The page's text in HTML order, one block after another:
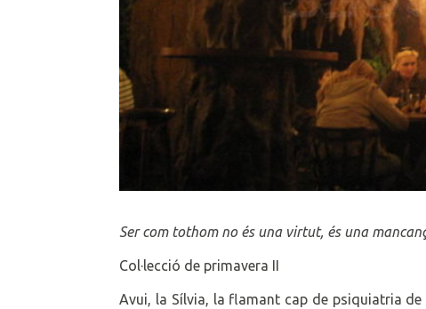
Ser com tothom no és una virtut, és una
Col·lecció de primavera II
Avui, la Sílvia, la flamant cap de psiquiatria